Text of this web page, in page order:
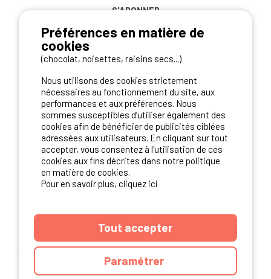
S'ABONNER
NOS PARTENAIRES
ANNUAIRE CGU DU SITE MENTIONS LEGALES
COOKIES
CHARTE DE CONFIDENTIALITÉ
Préférences en matière de
cookies
(chocolat, noisettes, raisins secs...)
Nous utilisons des cookies strictement
nécessaires au fonctionnement du site, aux
performances et aux préférences. Nous
sommes susceptibles d’utiliser également des
cookies afin de bénéficier de publicités ciblées
adressées aux utilisateurs. En cliquant sur tout
accepter, vous consentez à l'utilisation de ces
cookies aux fins décrites dans notre politique
en matière de cookies.
Pour en savoir plus, cliquez ici
Tout accepter
Paramétrer